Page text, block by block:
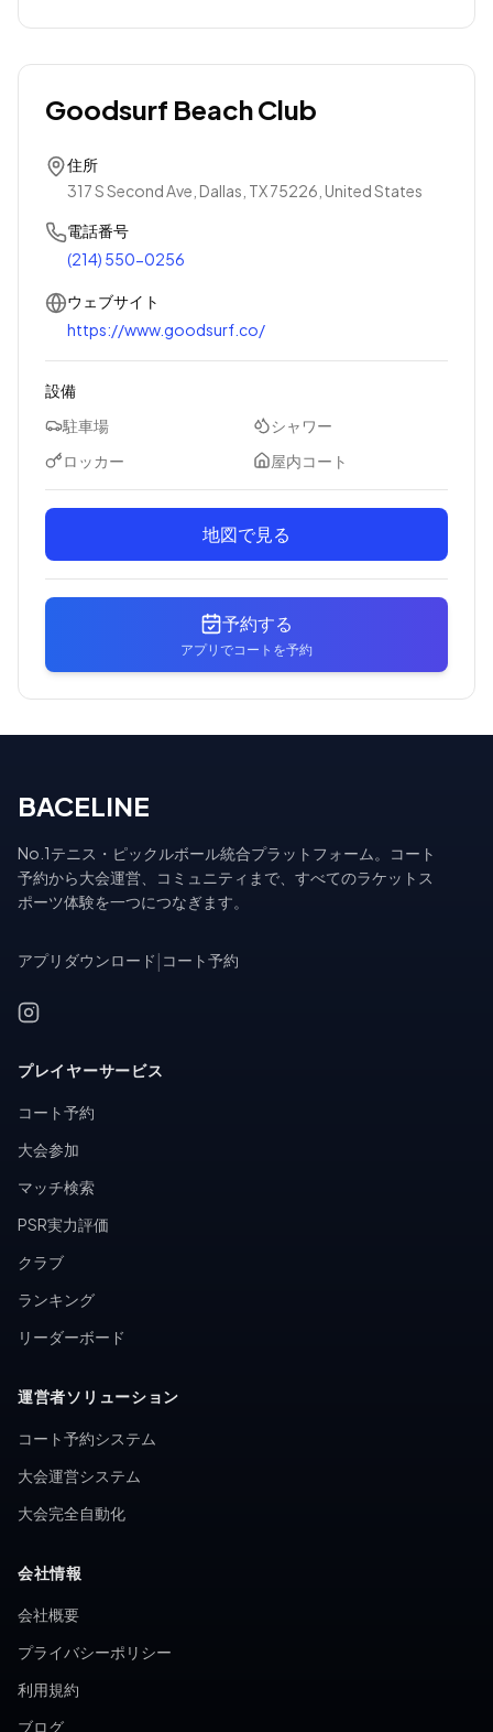
Goodsurf Beach Club
住所
317 S Second Ave, Dallas, TX 75226, United States
電話番号
(214) 550-0256
ウェブサイト
https://www.goodsurf.co/
設備
駐車場
シャワー
ロッカー
屋内コート
地図で見る
予約する
アプリでコートを予約
BACELINE
No.1テニス・ピックルボール統合プラットフォーム。コート
予約から大会運営、コミュニティまで、すべてのラケットス
ポーツ体験を一つにつなぎます。
アプリダウンロード コート予約
プレイヤーサービス
コート予約
大会参加
マッチ検索
PSR実力評価
クラブ
ランキング
リーダーボード
運営者ソリューション
コート予約システム
大会運営システム
大会完全自動化
会社情報
会社概要
プライバシーポリシー
利用規約
ブログ